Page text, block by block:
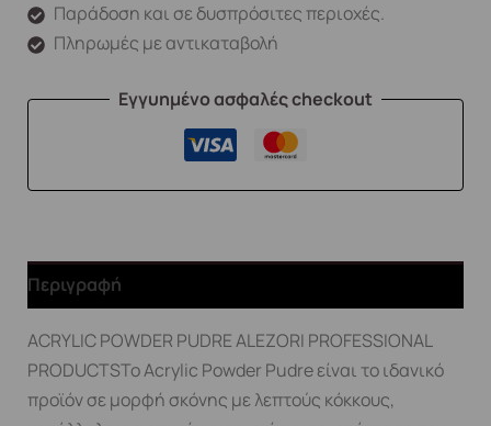
Παράδοση και σε δυσπρόσιτες περιοχές.
Πληρωμές με αντικαταβολή
Εγγυημένο ασφαλές checkout
Περιγραφή
ACRYLIC POWDER PUDRE ALEZORI PROFESSIONAL
PRODUCTSΤο Acrylic Powder Pudre είναι το ιδανικό
προϊόν σε μορφή σκόνης με λεπτούς κόκκους,